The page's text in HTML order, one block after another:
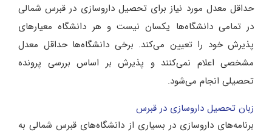
حداقل معدل مورد نیاز برای تحصیل داروسازی در قبرس شمالی
در تمامی دانشگاه‌ها یکسان نیست و هر دانشگاه معیارهای
پذیرش خود را تعیین می‌کند. برخی دانشگاه‌ها حداقل معدل
مشخصی اعلام نمی‌کنند و پذیرش بر اساس بررسی پرونده
تحصیلی انجام می‌شود.
زبان تحصیل داروسازی در قبرس
برنامه‌های داروسازی در بسیاری از دانشگاه‌های قبرس شمالی به